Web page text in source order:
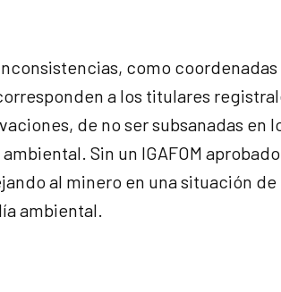
como
a los titulares
de no ser subsanadas en
Sin un IGAFOM
al minero en una situación
ambiental.